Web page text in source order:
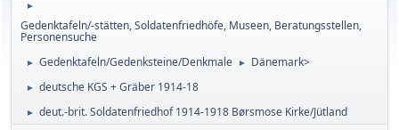
►
Gedenktafeln/-stätten, Soldatenfriedhöfe, Museen, Beratungsstellen,
Personensuche
► Gedenktafeln/Gedenksteine/Denkmale ► Dänemark>
► deutsche KGS + Gräber 1914-18
► deut.-brit. Soldatenfriedhof 1914-1918 Børsmose Kirke/Jütland